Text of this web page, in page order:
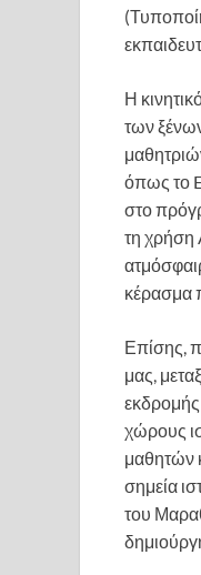
Η
των
όπως το
στο
τη χρήση
κέρασμα
Επίσης,
μας,
χώρους
μαθητών
σημεία
του